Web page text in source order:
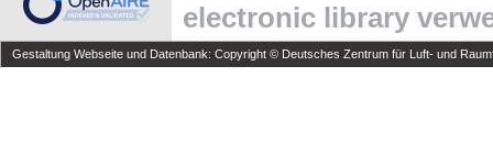
electronic library
Gestaltung Webseite und Datenbank: Copyright © Deutsches Zentrum für Luft- und